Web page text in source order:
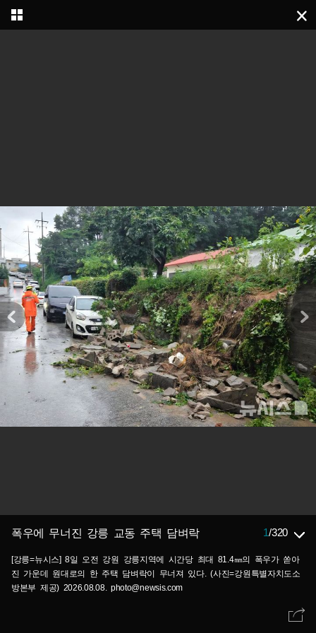
폭우에 무너진 강릉 교동 주택 담벼락 1/320
[강릉=뉴시스] 8일 오전 강원 강릉지역에 시간당 최대 81.4㎜의 폭우가 쏟아
진 가운데 원대로의 한 주택 담벼락이 무너져 있다. (사진=강원특별자치도소
방본부 제공) 2026.08.08. photo@newsis.com